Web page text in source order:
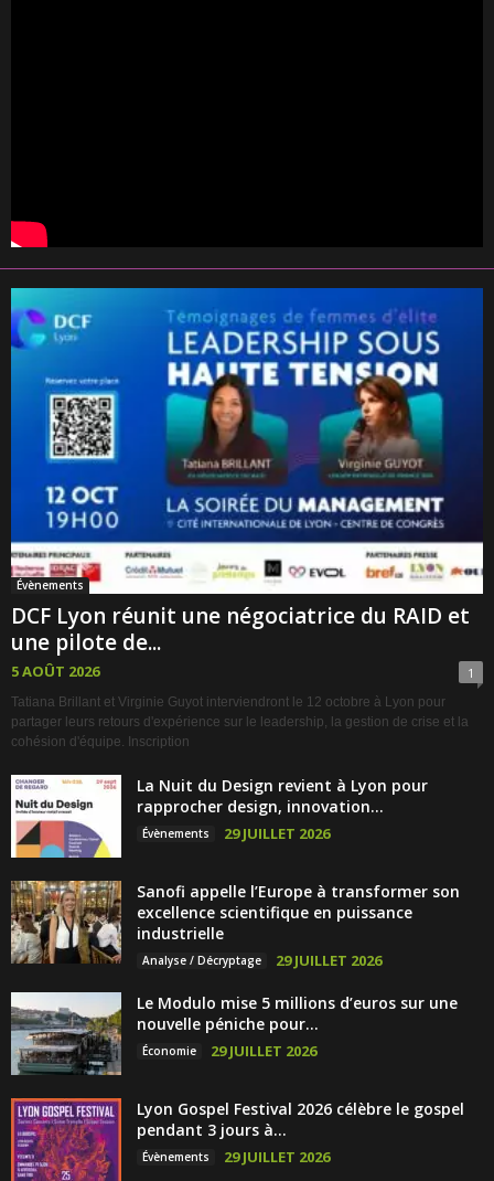
Évènements
DCF Lyon réunit une négociatrice du RAID et
une pilote de...
5 AOÛT 2026 1
Tatiana Brillant et Virginie Guyot interviendront le 12 octobre à Lyon pour
partager leurs retours d'expérience sur le leadership, la gestion de crise et la
cohésion d'équipe. Inscription
La Nuit du Design revient à Lyon pour
rapprocher design, innovation...
Évènements 29 JUILLET 2026
Sanofi appelle l’Europe à transformer son
excellence scientifique en puissance
industrielle
Analyse / Décryptage 29 JUILLET 2026
Le Modulo mise 5 millions d’euros sur une
nouvelle péniche pour...
Économie 29 JUILLET 2026
Lyon Gospel Festival 2026 célèbre le gospel
pendant 3 jours à...
Évènements 29 JUILLET 2026